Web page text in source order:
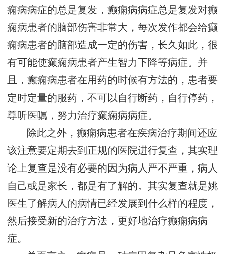
痫病病症的总是复发，癫痫病病症总是复发对癫
痫病患者的脑部伤害非常大，每次发作都会给癫
痫病患者的脑部造成一定的伤害，长久如此，很
有可能使癫痫病患者产生智力下降等病症。并
且，癫痫病患者在用药的时候有方法的，患者要
定时定量的服药，不可以自行断药，自行停药，
尊听医嘱，努力治疗癫痫病病症。
除此之外，癫痫病患者在疾病治疗期间还应
该注意要定期去到正规的医院进行复查，其实理
论上复查是没有必要的因为病人严不严重，病人
自己或是家长，都是有了解的。其实复查就是姚
医生了解病人的病情已经发展到什么样的程度，
然后接受新的治疗方法，更好地治疗癫痫病病
症。